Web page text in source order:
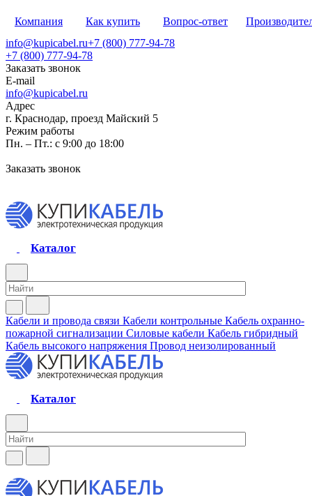
Компания Как купить Вопрос-ответ
info@kupicabel.ru+7 (800) 777-94-78
+7 (800) 777-94-78
Заказать звонок
E-mail
info@kupicabel.ru
Адрес
г. Краснодар, проезд Майский 5
Режим работы
Пн. – Пт.: с 9:00 до 18:00
Заказать звонок
Каталог
Кабели и провода связи Кабели контрольные Кабель охранно-
пожарной сигнализации Силовые кабели Кабель гибридный
Кабель высокого напряжения Провод неизолированный
Каталог